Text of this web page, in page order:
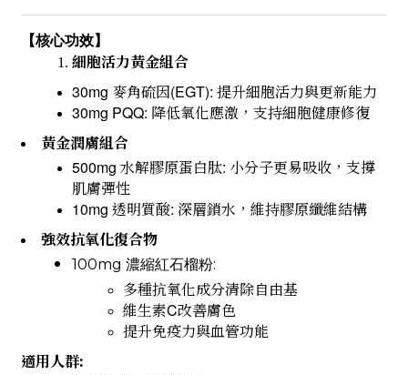
【核心功效】
細胞活力黃金組合
30mg 麥角硫因(EGT): 提升細胞活力與更新能力
30mg PQQ: 降低氧化應激，支持細胞健康修復
黃金潤膚組合
500mg 水解膠原蛋白肽: 小分子更易吸收，支撐
肌膚彈性
10mg 透明質酸: 深層鎖水，維持膠原纖維結構
強效抗氧化復合物
100mg 濃縮紅石榴粉:
多種抗氧化成分清除自由基
維生素C改善膚色
提升免疫力與血管功能
適用人群: